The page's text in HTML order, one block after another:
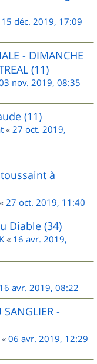
15 déc. 2019, 17:09
- DIMANCHE
(11)
nov. 2019, 08:35
(11)
« 27 oct. 2019,
à
« 27 oct. 2019, 11:40
Diable (34)
« 16 avr. 2019,
16 avr. 2019, 08:22
-
« 06 avr. 2019, 12:29